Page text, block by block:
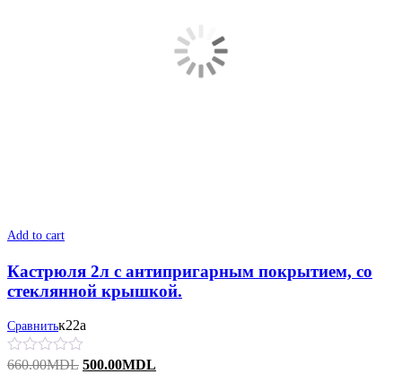
Add to cart
Кастрюля 2л с антипригарным покрытием, со
стеклянной крышкой.
Сравнитьк22а
660.00MDL Original
500.00MDL